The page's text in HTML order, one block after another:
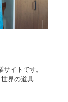
イトです。
界の道具...